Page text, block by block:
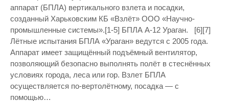
аппарат (БПЛА) вертикального взлета и посадки,
созданный Харьковским КБ «Взлёт» ООО «Научно-
промышленные системы».[1-5] БПЛА А-12 Ураган. [6][7]
Лётные испытания БПЛА «Ураган» ведутся с 2005 года.
Аппарат имеет защищённый подъёмный вентилятор,
позволяющий безопасно выполнять полёт в стеснённых
условиях города, леса или гор. Взлет БПЛА
осуществляется по-вертолётному, посадка — с
помощью…